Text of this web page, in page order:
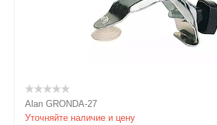
Alan GRONDA-27
Уточняйте наличие и цену